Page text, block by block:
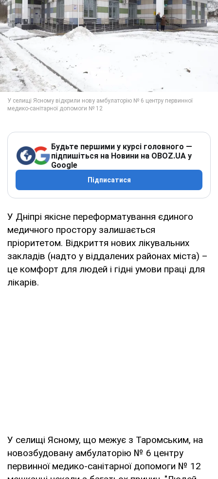
Будьте першими у курсі головного —
підпишіться на Новини на OBOZ.UA у
Google
Підписатися
У Дніпрі якісне переформатування єдиного
медичного простору залишається
пріоритетом. Відкриття нових лікувальних
закладів (надто у віддалених районах міста) –
це комфорт для людей і гідні умови праці для
лікарів.
У селищі Ясному, що межує з Таромським, на
новозбудовану амбулаторію № 6 центру
первинної медико-санітарної допомоги № 12